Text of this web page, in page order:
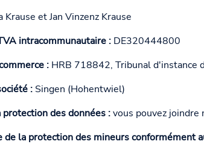
Krause et Jan Vinzenz Krause
intracommunautaire : DE320444800
: HRB 718842, Tribunal d'instance
: Singen (Hohentwiel)
protection des données :vous pouvez joindre
de la protection des mineurs conformément